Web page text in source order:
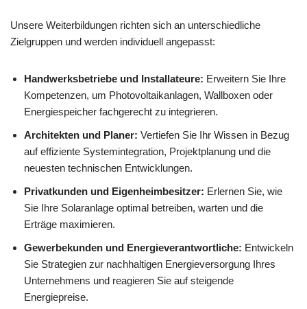
Unsere Weiterbildungen richten sich an unterschiedliche
Zielgruppen und werden individuell angepasst:
Handwerksbetriebe und Installateure: Erweitern Sie Ihre
Kompetenzen, um Photovoltaikanlagen, Wallboxen oder
Energiespeicher fachgerecht zu integrieren.
Architekten und Planer: Vertiefen Sie Ihr Wissen in Bezug
auf effiziente Systemintegration, Projektplanung und die
neuesten technischen Entwicklungen.
Privatkunden und Eigenheimbesitzer: Erlernen Sie, wie
Sie Ihre Solaranlage optimal betreiben, warten und die
Erträge maximieren.
Gewerbekunden und Energieverantwortliche: Entwickeln
Sie Strategien zur nachhaltigen Energieversorgung Ihres
Unternehmens und reagieren Sie auf steigende
Energiepreise.